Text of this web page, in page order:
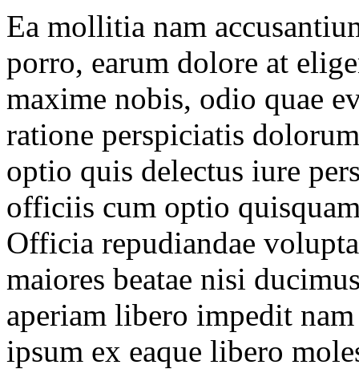
Ea mollitia nam
porro, earum dolore at
maxime nobis, odio quae
ratione perspiciatis
optio quis delectus iure
officiis cum optio
Officia repudiandae
maiores beatae nisi
aperiam libero impedit
ipsum ex eaque libero